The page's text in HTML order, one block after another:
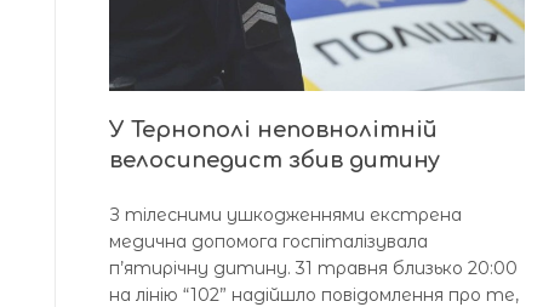
У Тернополі неповнолітній
велосипедист збив дитину
З тілесними ушкодженнями екстрена
медична допомога госпіталізувала
п’ятирічну дитину. 31 травня близько 20:00
на лінію “102” надійшло повідомлення про те,